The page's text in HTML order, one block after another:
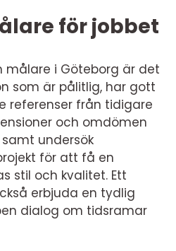
för jobbet
målare i Göteborg är det
som är pålitlig, har gott
referenser från tidigare
och omdömen
undersök
för att få en
stil och kvalitet. Ett
erbjuda en tydlig
dialog om tidsramar